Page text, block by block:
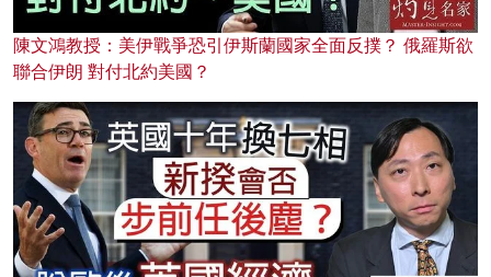
陳文鴻教授：美伊戰爭恐引伊斯蘭國家全面反撲？ 俄羅斯欲
聯合伊朗 對付北約美國？